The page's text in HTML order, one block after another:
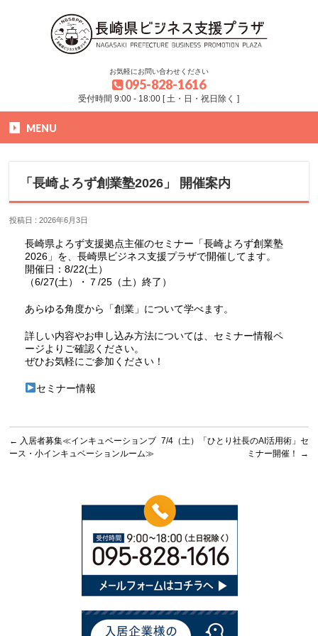
お気軽にお問い合わせください
095-828-1616
受付時間 9:00 - 18:00 [ 土・日・祝日除く ]
MENU
「長崎よろず創業塾2026」 開催案内
投稿日 : 2026年6月3日
長崎県よろず支援拠点主催のセミナー「長崎よろず創業塾
2026」を、長崎県ビジネス支援プラザで開催してます。
開催日：8/22(土）
（6/27(土）・７/25（土）終了）
あらゆる角度から「創業」について学べます。
詳しい内容やお申し込み方法については、セミナー情報ペ
ージよりご確認ください。
ぜひお気軽にご参加ください！
セミナー情報
← 入居者募集≪インキュベーションブ
ース・小インキュベーションルーム≫
7/4（土）「ひとり社長のAI活用術」セ
ミナー開催！
→